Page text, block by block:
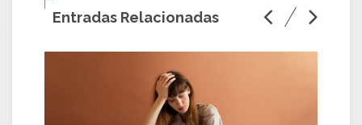
Entradas Relacionadas